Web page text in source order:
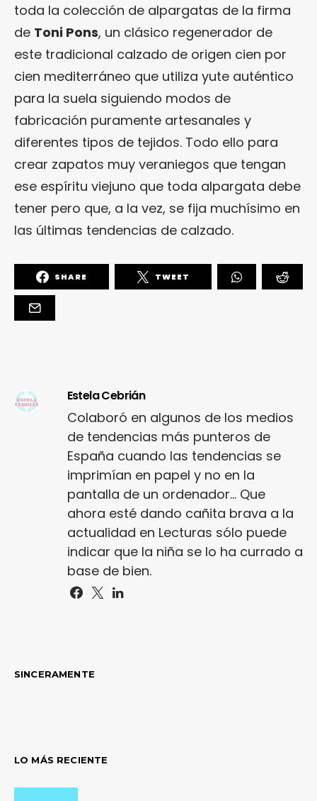
toda la colección de alpargatas de la firma
de Toni Pons, un clásico regenerador de
este tradicional calzado de origen cien por
cien mediterráneo que utiliza yute auténtico
para la suela siguiendo modos de
fabricación puramente artesanales y
diferentes tipos de tejidos. Todo ello para
crear zapatos muy veraniegos que tengan
ese espíritu viejuno que toda alpargata debe
tener pero que, a la vez, se fija muchísimo en
las últimas tendencias de calzado.
SHARE TWEET
Estela Cebrián
Colaboró en algunos de los medios
de tendencias más punteros de
España cuando las tendencias se
imprimían en papel y no en la
pantalla de un ordenador... Que
ahora esté dando cañita brava a la
actualidad en Lecturas sólo puede
indicar que la niña se lo ha currado a
base de bien.
SINCERAMENTE
LO MÁS RECIENTE